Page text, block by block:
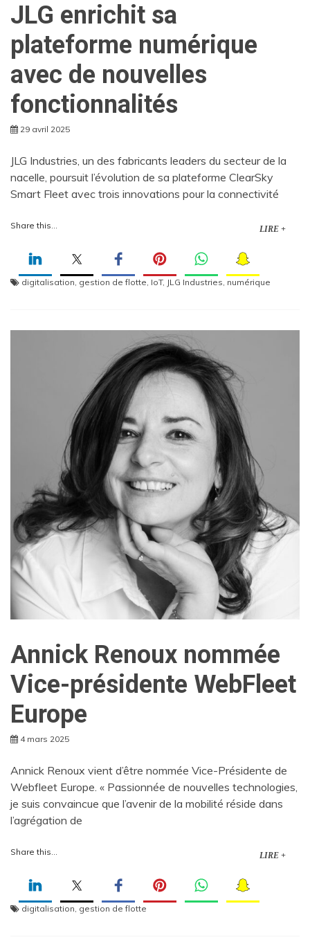
JLG enrichit sa
plateforme numérique
avec de nouvelles
fonctionnalités
29 avril 2025
JLG Industries, un des fabricants leaders du secteur de la
nacelle, poursuit l’évolution de sa plateforme ClearSky
Smart Fleet avec trois innovations pour la connectivité
Share this... LIRE +
digitalisation, gestion de flotte, IoT, JLG Industries, numérique
Annick Renoux nommée
Vice-présidente WebFleet
Europe
4 mars 2025
Annick Renoux vient d’être nommée Vice-Présidente de
Webfleet Europe. « Passionnée de nouvelles technologies,
je suis convaincue que l’avenir de la mobilité réside dans
l’agrégation de
Share this... LIRE +
digitalisation, gestion de flotte